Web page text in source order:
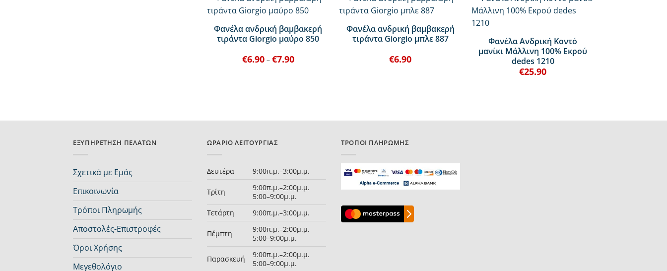
+
Φανέλα ανδρική βαμβακερή
τιράντα Giorgio μαύρο 850
€6.90 – €7.90Price
range:
+
Φανέλα ανδρική βαμβακερή
τιράντα Giorgio μπλε 887
€6.90
+
Φανέλα Ανδρική Κοντό
μανίκι Μάλλινη 100% Εκρού
dedes 1210
€25.90
ΕΞΥΠΗΡΈΤΗΣΗ ΠΕΛΑΤΏΝ
Σχετικά με Εμάς
Επικοινωνία
Τρόποι Πληρωμής
Αποστολές-Επιστροφές
Όροι Χρήσης
Μεγεθολόγιο
ΩΡΆΡΙΟ ΛΕΙΤΟΥΡΓΊΑΣ
Δευτέρα 9:00π.μ.–3:00μ.μ.
Τρίτη
9:00π.μ.–2:00μ.μ.
5:00–9:00μ.μ.
Τετάρτη
9:00π.μ.–3:00μ.μ.
Πέμπτη
9:00π.μ.–2:00μ.μ.
5:00–9:00μ.μ.
Παρασκευή
9:00π.μ.–2:00μ.μ.
5:00–9:00μ.μ.
ΤΡΌΠΟΙ ΠΛΗΡΩΜΉΣ